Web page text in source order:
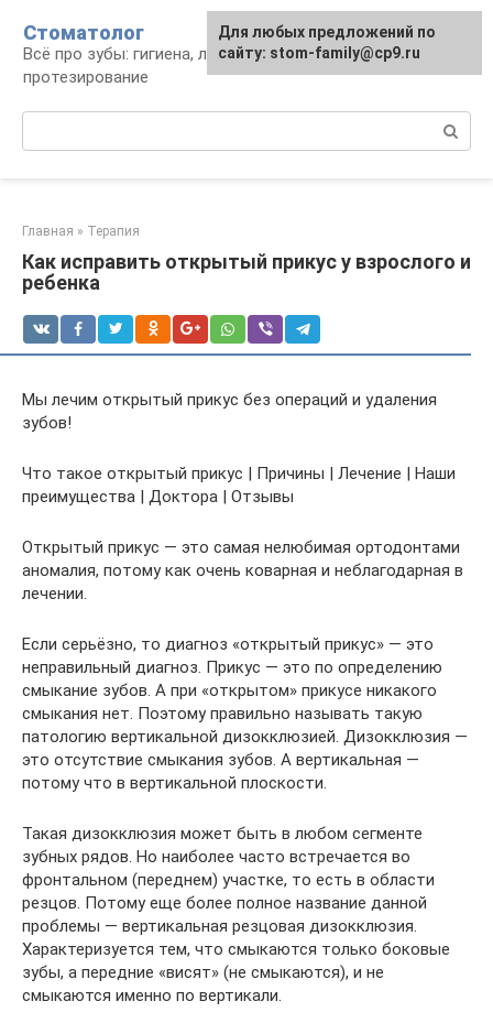
контенту
Стоматолог
Всё про зубы: гигиена, лечение,
протезирование
Главная » Терапия
Как исправить открытый прикус у взрослого и
ребенка
Мы лечим открытый прикус без операций и удаления
зубов!
Что такое открытый прикус | Причины | Лечение | Наши
преимущества | Доктора | Отзывы
Открытый прикус — это самая нелюбимая ортодонтами
аномалия, потому как очень коварная и неблагодарная в
лечении.
Если серьёзно, то диагноз «открытый прикус» — это
неправильный диагноз. Прикус — это по определению
смыкание зубов. А при «открытом» прикусе никакого
смыкания нет. Поэтому правильно называть такую
патологию вертикальной дизокклюзией. Дизокклюзия —
это отсутствие смыкания зубов. А вертикальная —
потому что в вертикальной плоскости.
Такая дизокклюзия может быть в любом сегменте
зубных рядов. Но наиболее часто встречается во
фронтальном (переднем) участке, то есть в области
резцов. Потому еще более полное название данной
проблемы — вертикальная резцовая дизокклюзия.
Характеризуется тем, что смыкаются только боковые
зубы, а передние «висят» (не смыкаются), и не
смыкаются именно по вертикали.
Для любых предложений по
сайту: stom-family@cp9.ru